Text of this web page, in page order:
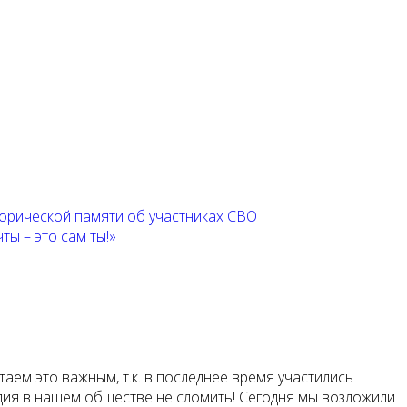
памяти об участниках СВО
– это сам ты!»
это важным, т.к. в последнее время участились
в нашем обществе не сломить! Сегодня мы возложили